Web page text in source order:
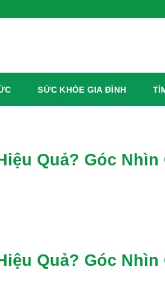
SỨC KHỎE GIA ĐÌNH
Quả? Góc Nhìn
Quả? Góc Nhìn